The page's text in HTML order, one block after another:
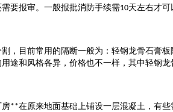
要报审。一般报批消防手续需10天左右才可
目前常用的隔断一般为：轻钢龙骨石膏
和风格各异，价格也不一样，其中轻钢龙
房**在原来地面基础上铺设一层混凝土，有